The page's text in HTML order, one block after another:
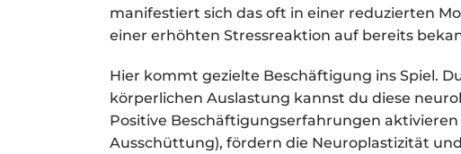
manifestiert sich das oft in einer reduzierten
einer erhöhten Stressreaktion auf bereits
Hier kommt gezielte Beschäftigung ins Spiel.
körperlichen Auslastung kannst du diese
Positive Beschäftigungserfahrungen
Ausschüttung), fördern die Neuroplastizität